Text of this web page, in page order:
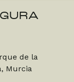
de la
Murcia